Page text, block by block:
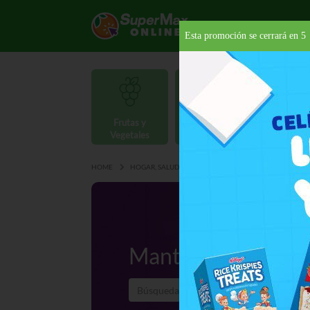
Carnes y
Mariscos
HOME HOGAR, SALUD Y BELLEZA
Mantenimiento
Esta promoción se cerrará en 4